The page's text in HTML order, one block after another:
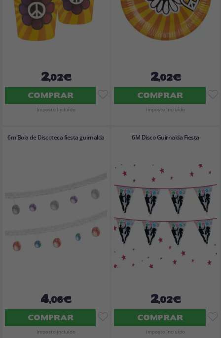
2,02€
COMPRAR
Imposto Incluído
2,02€
COMPRAR
Imposto Incluído
6m Bola de Discoteca fiesta guirnalda
4,06€
COMPRAR
Imposto Incluído
6M Disco Guirnalda Fiesta
2,02€
COMPRAR
Imposto Incluído